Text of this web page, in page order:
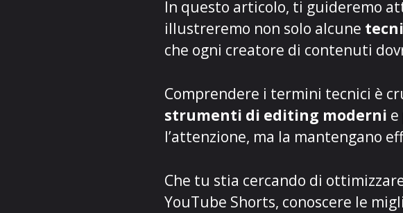
In questo articolo, ti guideremo
illustreremo non solo alcune
che ogni creatore di contenuti
Comprendere i termini tecnici è
strumenti di editing moderni
l’attenzione, ma la mantengano
Che tu stia cercando di
YouTube Shorts, conoscere le